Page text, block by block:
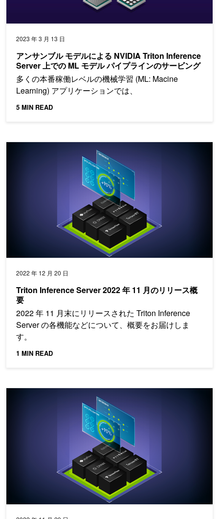
2023 年 3 月 13 日
アンサンブル モデルによる NVIDIA Triton Inference
Server 上での ML モデル パイプラインのサービング
多くの本番稼働レベルの機械学習 (ML: Macine
Learning) アプリケーションでは、
5 MIN READ
2022 年 12 月 20 日
Triton Inference Server 2022 年 11 月のリリース概
要
2022 年 11 月末にリリースされた Triton Inference
Server の各機能などについて、概要をお届けしま
す。
1 MIN READ